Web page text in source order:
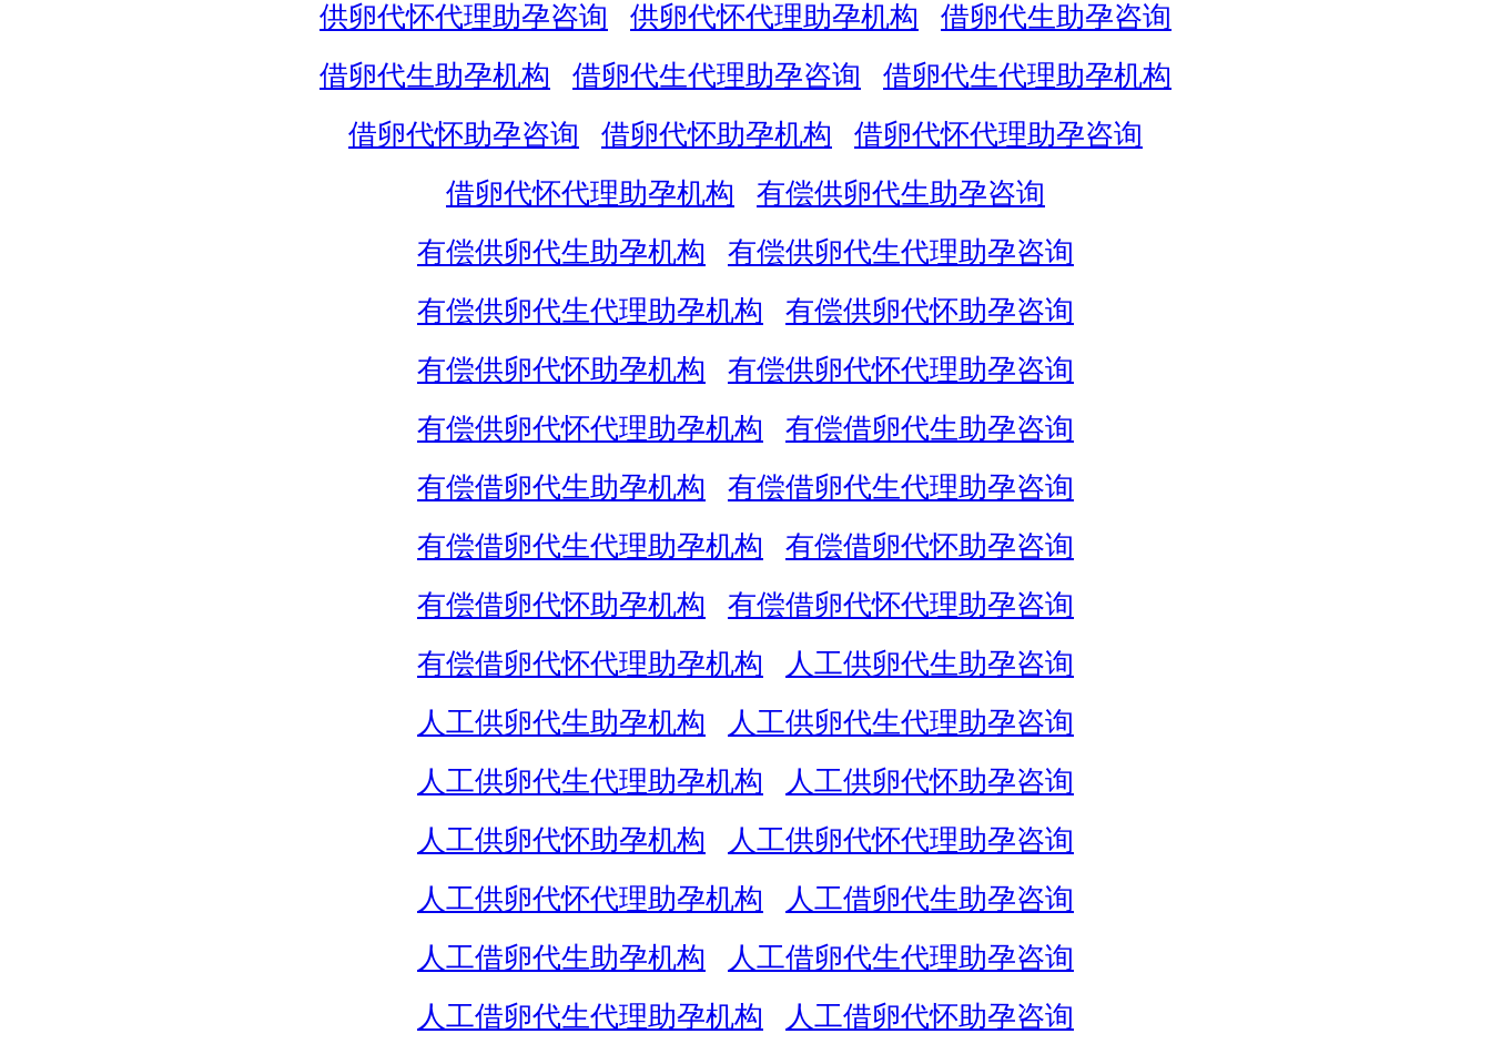
供卵代怀代理助孕咨询
供卵代怀代理助孕机构
借卵代生助孕咨询
借卵代生助孕机构
借卵代生代理助孕咨询
借卵代生代理助孕机构
借卵代怀助孕咨询
借卵代怀助孕机构
借卵代怀代理助孕咨询
借卵代怀代理助孕机构
有偿供卵代生助孕咨询
有偿供卵代生助孕机构
有偿供卵代生代理助孕咨询
有偿供卵代生代理助孕机构
有偿供卵代怀助孕咨询
有偿供卵代怀助孕机构
有偿供卵代怀代理助孕咨询
有偿供卵代怀代理助孕机构
有偿借卵代生助孕咨询
有偿借卵代生助孕机构
有偿借卵代生代理助孕咨询
有偿借卵代生代理助孕机构
有偿借卵代怀助孕咨询
有偿借卵代怀助孕机构
有偿借卵代怀代理助孕咨询
有偿借卵代怀代理助孕机构
人工供卵代生助孕咨询
人工供卵代生助孕机构
人工供卵代生代理助孕咨询
人工供卵代生代理助孕机构
人工供卵代怀助孕咨询
人工供卵代怀助孕机构
人工供卵代怀代理助孕咨询
人工供卵代怀代理助孕机构
人工借卵代生助孕咨询
人工借卵代生助孕机构
人工借卵代生代理助孕咨询
人工借卵代生代理助孕机构
人工借卵代怀助孕咨询